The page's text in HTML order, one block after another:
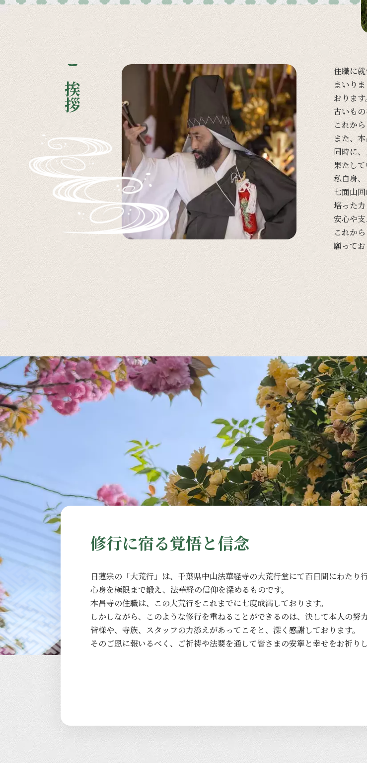
ご挨拶 住職に
まいり
おります。
古いも
これから
また、
同時に、
果たし
私自身、
七面山
培った力
安心や
これから
願ってお
修行に宿る覚悟と信念
日蓮宗の 「大荒行」は、 千葉県中山法華経寺の大荒行堂にて百日間にわたり
心身を極限まで鍛え、 法華経の信仰を深める ものです。
本昌寺の住職は、 この大荒行をこれまでに七度成満しております。
しかしながら、
このような修行を重ねる ことができるのは、 決して本人の努
皆様や、 寺族、 スタッフの力添えがあってこそと、 深く 感謝しております。
そのご恩に報いるべく、 ご祈祷や法要を通して皆さまの安寧と幸せをお祈りし